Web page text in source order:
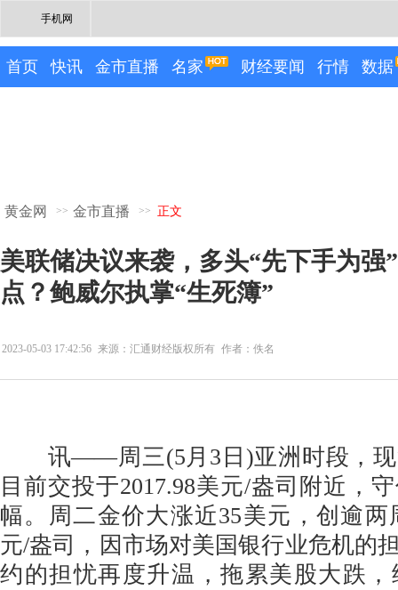
手机网
首页 快讯 金市直播 名家 财经要闻 行情 数据
黄金网 >> 金市直播 >> 正文
美联储决议来袭，多头“先下手为强
点？鲍威尔执掌“生死簿”
2023-05-03 17:42:56 来源：汇通财经版权所有 作者：佚名
讯——周三(5月3日)亚洲时段，现
目前交投于2017.98美元/盎司附近，
幅。周二金价大涨近35美元，创逾两
元/盎司，因市场对美国银行业危机的
约的担忧再度升温，拖累美股大跌